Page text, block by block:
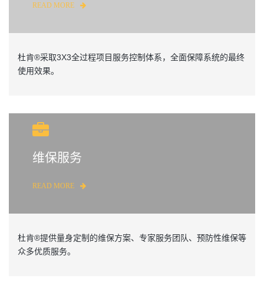
READ MORE
杜肯®采取3X3全过程项目服务控制体系，全面保障系统的最终
使用效果。
维保服务
READ MORE
杜肯®提供量身定制的维保方案、专家服务团队、预防性维保等
众多优质服务。